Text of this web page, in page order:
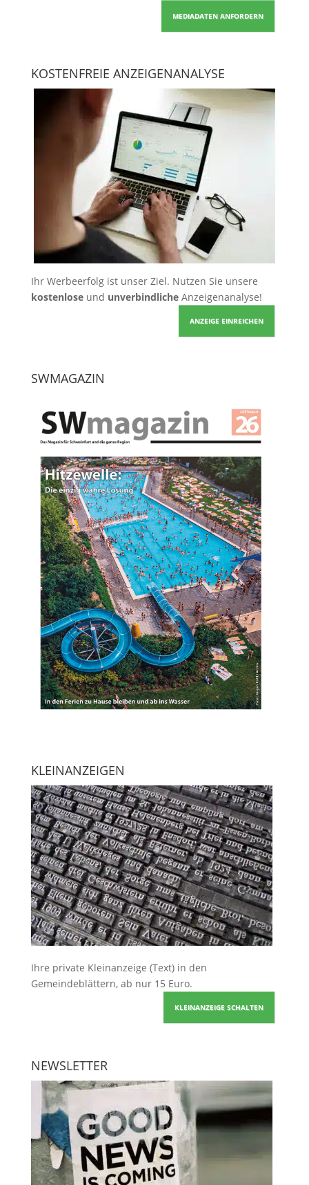
MEDIADATEN ANFORDERN
KOSTENFREIE ANZEIGENANALYSE
Ihr Werbeerfolg ist unser Ziel. Nutzen Sie unsere
kostenloseund unverbindlicheAnzeigenanalyse!
ANZEIGE EINREICHEN
SWMAGAZIN
KLEINANZEIGEN
Ihre private Kleinanzeige (Text) in den
Gemeindeblättern, ab nur 15 Euro.
KLEINANZEIGE SCHALTEN
NEWSLETTER